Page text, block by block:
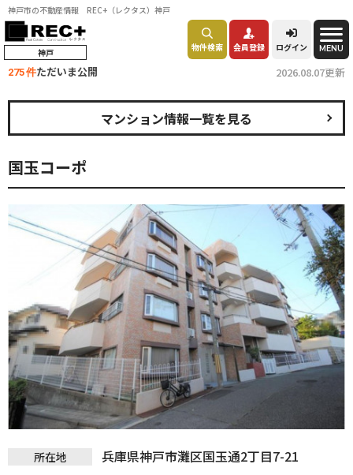
神戸市の不動産情報 REC+（レクタス）神戸
神戸 物件検索 会員登録 ログイン MENU
275 件ただいま公開 2026.08.07更新
国玉コーポ
マンション情報一覧を見る
所在地 兵庫県神戸市灘区国玉通2丁目7-21